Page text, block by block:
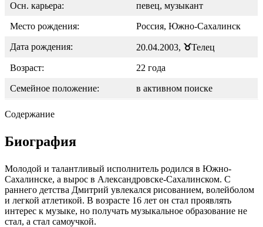
Осн. карьера: певец, музыкант
Место рождения: Россия, Южно-Сахалинск
Дата рождения: 20.04.2003, ♉Телец
Возраст: 22 года
Семейное положение: в активном поиске
Содержание
Биография
Молодой и талантливый исполнитель родился в Южно-
Сахалинске, а вырос в Александровске-Сахалинском. С
раннего детства Дмитрий увлекался рисованием, волейболом
и легкой атлетикой. В возрасте 16 лет он стал проявлять
интерес к музыке, но получать музыкальное образование не
стал, а стал самоучкой.